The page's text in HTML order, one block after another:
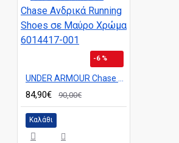
-6 %
UNDER ARMOUR Chase Ανδρικά Running Shoes σε Μαύρο Χρώμα 6014417-001
84,90€ 90,00€
Καλάθι